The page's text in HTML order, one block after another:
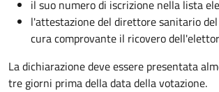
il suo numero di iscrizione nella lista
l'attestazione del direttore sanitario
cura comprovante il ricovero
La dichiarazione deve essere presentata
tre giorni prima della data della votazione.